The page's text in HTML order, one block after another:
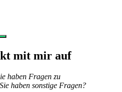
mit mir auf
haben Fragen zu
haben sonstige Fragen?